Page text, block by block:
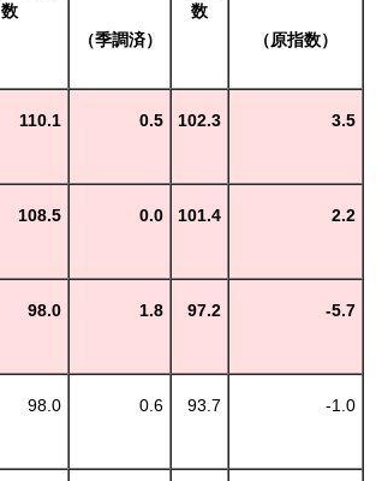
数
（季調済）
数
（原指数）
110.1 0.5 102.3 3.5
108.5 0.0 101.4 2.2
98.0 1.8 97.2 -5.7
98.0 0.6 93.7 -1.0